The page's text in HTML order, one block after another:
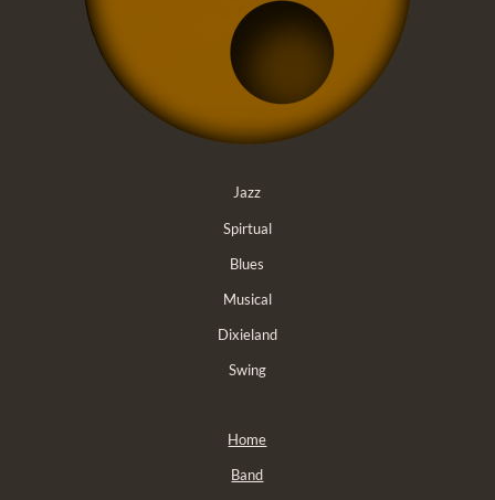
Jazz
Spirtual
Blues
Musical
Dixieland
Swing
Home
Band